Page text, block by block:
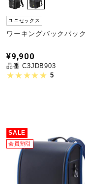
ユニセックス
ワーキングバックパッ
¥9,900
品番 C3JDB903
5
SALE
会員割引